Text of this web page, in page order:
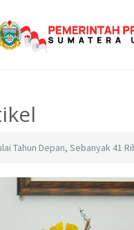
Tahun Depan, Sebanyak 41